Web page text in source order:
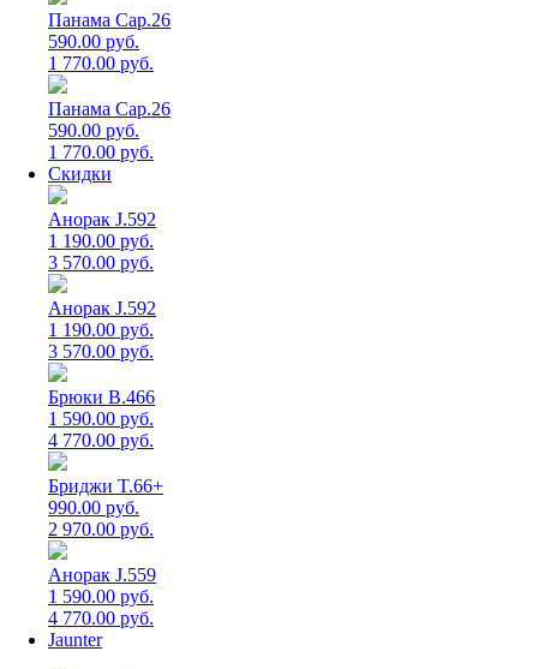
Панама Cap.26
590.00 руб.
1 770.00 руб.
Панама Cap.26
590.00 руб.
1 770.00 руб.
Скидки
Анорак J.592
1 190.00 руб.
3 570.00 руб.
Анорак J.592
1 190.00 руб.
3 570.00 руб.
Брюки B.466
1 590.00 руб.
4 770.00 руб.
Бриджи T.66+
990.00 руб.
2 970.00 руб.
Анорак J.559
1 590.00 руб.
4 770.00 руб.
Jaunter